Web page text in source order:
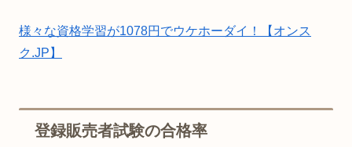
様々な資格学習が1078円でウケホーダイ！【オンス
ク.JP】
登録販売者試験の合格率